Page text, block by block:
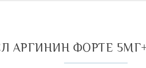
АРГИНИН ФОРТЕ